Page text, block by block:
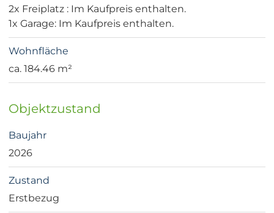
2x Freiplatz : Im Kaufpreis enthalten.
1x Garage: Im Kaufpreis enthalten.
Wohnfläche
ca. 184.46 m²
Objektzustand
Baujahr
2026
Zustand
Erstbezug